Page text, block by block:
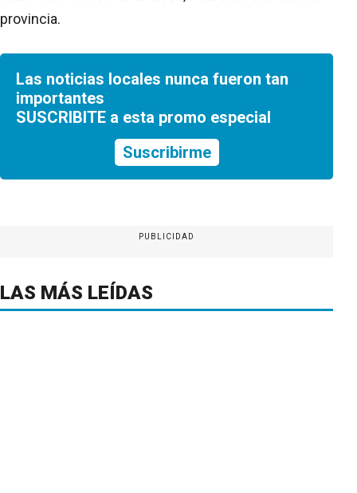
provincia.
Las noticias locales nunca fueron tan
importantes
SUSCRIBITE a esta promo especial
Suscribirme
PUBLICIDAD
LAS MÁS LEÍDAS